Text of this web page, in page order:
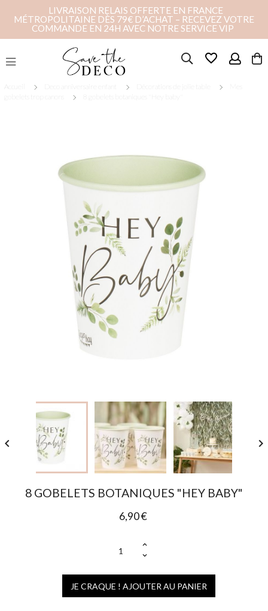
LIVRAISON RELAIS OFFERTE EN FRANCE
MÉTROPOLITAINE DÈS 79€ D’ACHAT – RECEVEZ VOTRE
COMMANDE EN 24H AVEC NOTRE SERVICE VIP
favorite_border
Accueil Deco anniversaire enfant Décorations de jolie table
8 gobelets botaniques "Hey baby"
 
8 GOBELETS BOTANIQUES "HEY BABY"
6,90 €
JE CRAQUE ! AJOUTER AU PANIER